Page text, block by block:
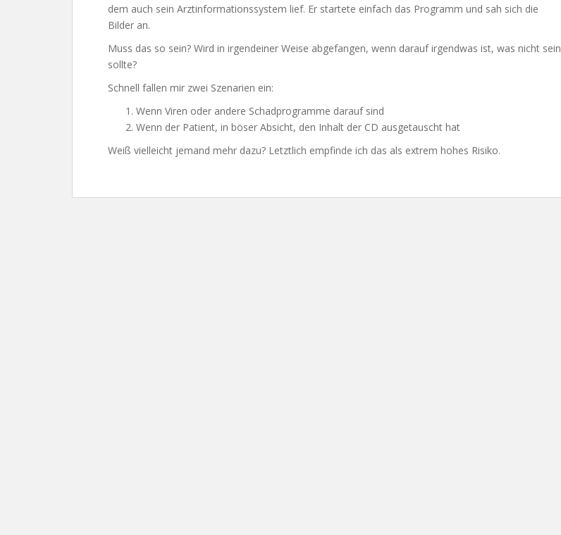
dem auch sein Arztinformationssystem lief. Er startete einfach das Programm und sah sich die
Bilder an.
Muss das so sein? Wird in irgendeiner Weise abgefangen, wenn darauf irgendwas ist, was nicht sein
sollte?
Schnell fallen mir zwei Szenarien ein:
Wenn Viren oder andere Schadprogramme darauf sind
Wenn der Patient, in böser Absicht, den Inhalt der CD ausgetauscht hat
Weiß vielleicht jemand mehr dazu? Letztlich empfinde ich das als extrem hohes Risiko.